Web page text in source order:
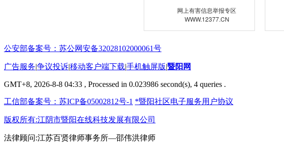
网上有害信息举报专区
WWW.12377.CN
公安部备案号：苏公网安备32028102000061号
广告服务|争议投诉|移动客户端下载|手机触屏版|暨阳网
GMT+8, 2026-8-8 04:33 , Processed in 0.023986 second(s), 4 queries .
工信部备案号：苏ICP备05002812号-1 *暨阳社区电子服务用户协议
版权所有:江阴市暨阳在线科技发展有限公司
法律顾问:江苏百贤律师事务所—邵伟洪律师